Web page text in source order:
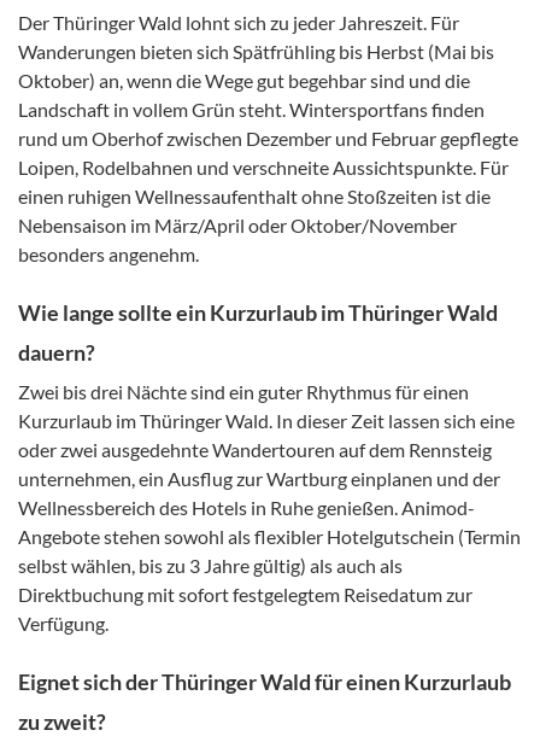
Der Thüringer Wald lohnt sich zu jeder Jahreszeit. Für
Wanderungen bieten sich Spätfrühling bis Herbst (Mai bis
Oktober) an, wenn die Wege gut begehbar sind und die
Landschaft in vollem Grün steht. Wintersportfans finden
rund um Oberhof zwischen Dezember und Februar gepflegte
Loipen, Rodelbahnen und verschneite Aussichtspunkte. Für
einen ruhigen Wellnessaufenthalt ohne Stoßzeiten ist die
Nebensaison im März/April oder Oktober/November
besonders angenehm.
Wie lange sollte ein Kurzurlaub im Thüringer Wald
dauern?
Zwei bis drei Nächte sind ein guter Rhythmus für einen
Kurzurlaub im Thüringer Wald. In dieser Zeit lassen sich eine
oder zwei ausgedehnte Wandertouren auf dem Rennsteig
unternehmen, ein Ausflug zur Wartburg einplanen und der
Wellnessbereich des Hotels in Ruhe genießen. Animod-
Angebote stehen sowohl als flexibler Hotelgutschein (Termin
selbst wählen, bis zu 3 Jahre gültig) als auch als
Direktbuchung mit sofort festgelegtem Reisedatum zur
Verfügung.
Eignet sich der Thüringer Wald für einen Kurzurlaub
zu zweit?